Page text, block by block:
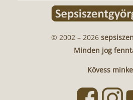
© 2002 – 2026
Minden jog
Kövess